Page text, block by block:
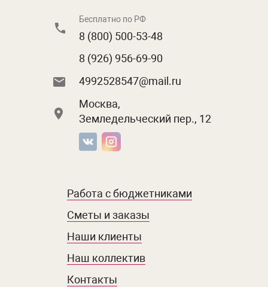
Бесплатно по РФ
8 (800) 500-53-48
8 (926) 956-69-90
4992528547@mail.ru
Москва,
Земледельческий пер., 12
Работа с бюджетниками
Сметы и заказы
Наши клиенты
Наш коллектив
Контакты